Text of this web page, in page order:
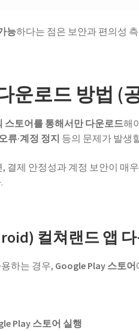
능하다는 점은 보안과 편의성
운로드 방법 (
스토어를 통해서만 다운로드해
류·계정 정지 등의 문제가 발생
결제 안정성과 계정 보안이 매
컬쳐랜드 앱
하는 경우, Google Play 스토어
Play 스토어 실행